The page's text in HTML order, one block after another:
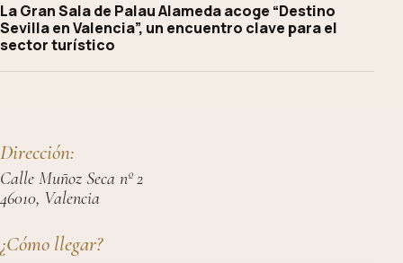
La Gran Sala de Palau Alameda acoge “Destino
Sevilla en Valencia”, un encuentro clave para el
sector turístico
Dirección:
Calle Muñoz Seca nº 2
46010, Valencia
¿Cómo llegar?